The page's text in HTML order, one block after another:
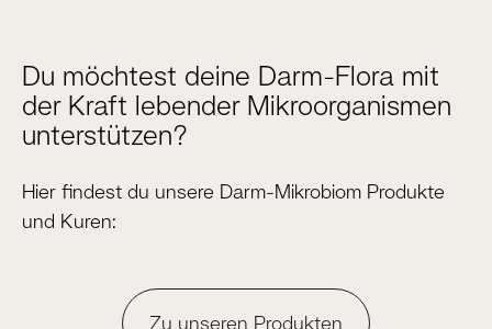
Du möchtest deine Darm-Flora mit
der Kraft lebender Mikroorganismen
unterstützen?
Hier findest du unsere Darm-Mikrobiom Produkte
und Kuren:
Zu unseren Produkten